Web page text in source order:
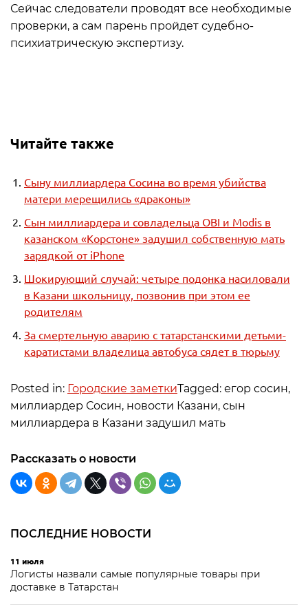
Сейчас следователи проводят все необходимые
проверки, а сам парень пройдет судебно-
психиатрическую экспертизу.
Читайте также
Сыну миллиардера Сосина во время убийства
матери мерещились «драконы»
Сын миллиардера и совладельца OBI и Modis в
казанском «Корстоне» задушил собственную мать
зарядкой от iPhone
Шокирующий случай: четыре подонка насиловали
в Казани школьницу, позвонив при этом ее
родителям
За смертельную аварию с татарстанскими детьми-
каратистами владелица автобуса сядет в тюрьму
Posted in: Городские заметкиTagged: егор сосин,
миллиардер Сосин, новости Казани, сын
миллиардера в Казани задушил мать
Рассказать о новости
ПОСЛЕДНИЕ НОВОСТИ
11 июля
Логисты назвали самые популярные товары при
доставке в Татарстан